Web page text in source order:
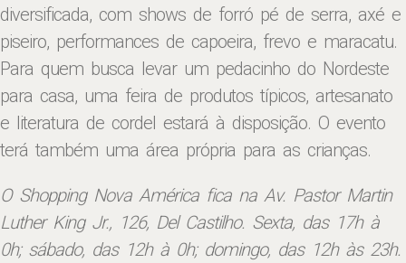
diversificada, com shows de forró pé de serra, axé e
piseiro, performances de capoeira, frevo e maracatu.
Para quem busca levar um pedacinho do Nordeste
para casa, uma feira de produtos típicos, artesanato
e literatura de cordel estará à disposição. O evento
terá também uma área própria para as crianças.
O Shopping Nova América fica na Av. Pastor Martin
Luther King Jr., 126, Del Castilho. Sexta, das 17h à
0h; sábado, das 12h à 0h; domingo, das 12h às 23h.